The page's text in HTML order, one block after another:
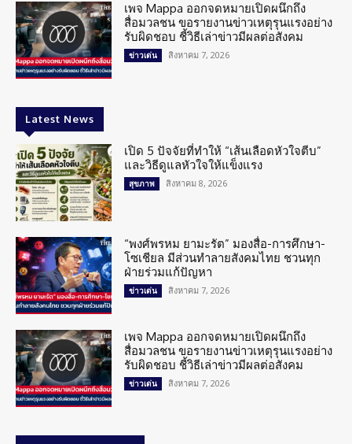
เพจ Mappa ออกจดหมายเปิดผนึกถึง
สื่อมวลชน ขอรายงานข่าวเหตุรุนแรงอย่าง
รับผิดชอบ ชี้วิธีเล่าข่าวมีผลต่อสังคม
ข่าวเด่น สิงหาคม 7, 2026
Latest News
เปิด 5 ปัจจัยที่ทำให้ “เส้นเลือดหัวใจตีบ”
และวิธีดูแลหัวใจให้แข็งแรง
สุขภาพ สิงหาคม 8, 2026
“พงศ์พรหม ยามะรัต” มองสื่อ-การศึกษา-
โซเชียล มีส่วนทำลายสังคมไทย ชวนทุก
ฝ่ายร่วมแก้ปัญหา
ข่าวเด่น สิงหาคม 7, 2026
เพจ Mappa ออกจดหมายเปิดผนึกถึง
สื่อมวลชน ขอรายงานข่าวเหตุรุนแรงอย่าง
รับผิดชอบ ชี้วิธีเล่าข่าวมีผลต่อสังคม
ข่าวเด่น สิงหาคม 7, 2026